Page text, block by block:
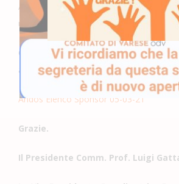
Aderendo adAndos Vareseavrai la
usufruire di promozioni, sconti e
Qui trovi le attività di tutti gli Amici che
accoglierti con la tua tesseraAndos
Andos Elenco Sponsor 05-03-21
Grazie.
Il Presidente Comm. Prof. Luigi